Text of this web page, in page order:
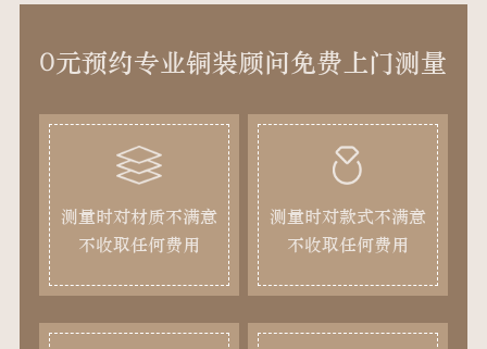
0元预约专业铜装顾问免费上门测量
测量时对材质不满意
不收取任何费用
测量时对款式不满意
不收取任何费用